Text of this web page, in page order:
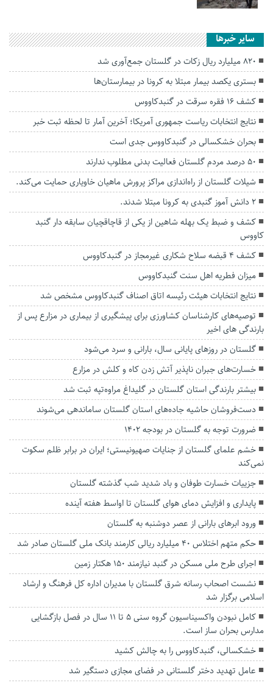
سایر خبرها
۸۲۰ میلیارد ریال زکات در گلستان جمع‌آوری شد
بستری یکصد بیمار مبتلا به کرونا در بیمارستان‌ها
کشف ۱۶ فقره سرقت در گنبدکاووس
نتایج انتخابات ریاست جمهوری آمریکا؛ آخرین آمار تا لحظه ثبت خبر
بحران خشکسالی در گنبدکاووس جدی است
۵۰ درصد مردم گلستان فعالیت بدنی مطلوب ندارند
شیلات گلستان از راه‌اندازی مراکز پرورش ماهیان خاویاری حمایت می‌کند.
۲ دانش آموز گنبدی به کرونا مبتلا شدند.
کشف و ضبط یک بهله شاهین از یکی از قاچاقچیان سابقه دار گنبد
کاووس
کشف ۴ قبضه سلاح شکاری غیرمجاز در گنبدکاووس
میزان فطریه اهل سنت گنبدکاووس
نتایج انتخابات هیئت رئیسه اتاق اصناف گنبدکاووس مشخص شد
توصیه‌های کارشناسان کشاورزی برای پیشگیری از بیماری در مزارع پس از
بارندگی های اخیر
گلستان در روزهای پایانی سال، بارانی و سرد می‌شود
خسارت‌های جبران ناپذیر آتش زدن کاه و کلش در مزارع
بیشتر بارندگی استان گلستان در گلیداغ مراوه‌تپه ثبت شد
دست‌فروشان حاشیه جاده‌های استان گلستان ساماندهی می‌شوند
ضرورت توجه به گلستان در بودجه ۱۴۰۲
خشم علمای گلستان از جنایات صهیونیستی؛ ایران در برابر ظلم سکوت
نمی‌کند
جزییات خسارت طوفان و باد شدید شب گذشته گلستان
پایداری و افزایش دمای هوای گلستان تا اواسط هفته آینده
ورود ابر‌های بارانی از عصر دوشنبه به گلستان
حکم متهم اختلاس ۴۰ میلیارد ریالی کارمند بانک ملی گلستان صادر شد
اجرای طرح ملی مسکن در گنبد نیازمند ۱۵۰ هکتار زمین
نشست اصحاب رسانه شرق گلستان با مدیران اداره کل فرهنگ و ارشاد
اسلامی برگزار شد
کامل نبودن واکسیناسیون گروه سنی ۵ تا ۱۱ سال در فصل بازگشایی
مدارس بحران ساز است.
خشکسالی، گنبدکاووس را به چالش کشید
عامل تهدید دختر گلستانی در فضای مجازی دستگیر شد